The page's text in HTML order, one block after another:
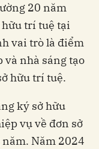
20 năm
hữu trí tuệ tại
vai trò là điểm
và nhà sáng tạo
hữu trí tuệ.
ký sở hữu
vụ về đơn sở
Năm 2024